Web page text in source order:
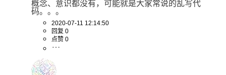
概念、意识都没有，可能就是大家常说的乱写代
码。。。
2020-07-11 12:14:50
回复 0
点赞 0